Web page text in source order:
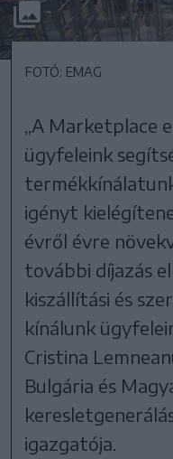
FOTÓ: EMAG
„A Marketplace
ügyfeleink
igényt
évről évre
további díjazás
kiszállítási és
kínálunk
Cristina
Bulgária és
igazgatója.